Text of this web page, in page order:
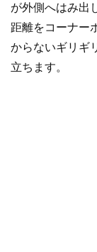
が外側へはみ出
距離をコーナー
からないギリギ
立ちます。